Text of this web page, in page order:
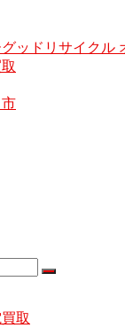
ッドリサイクル
取